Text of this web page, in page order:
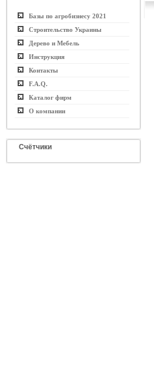
Базы по агробизнесу 2021
Строительство Украины
Дерево и Мебель
Инструкция
Контакты
F.A.Q.
Каталог фирм
О компании
Счётчики